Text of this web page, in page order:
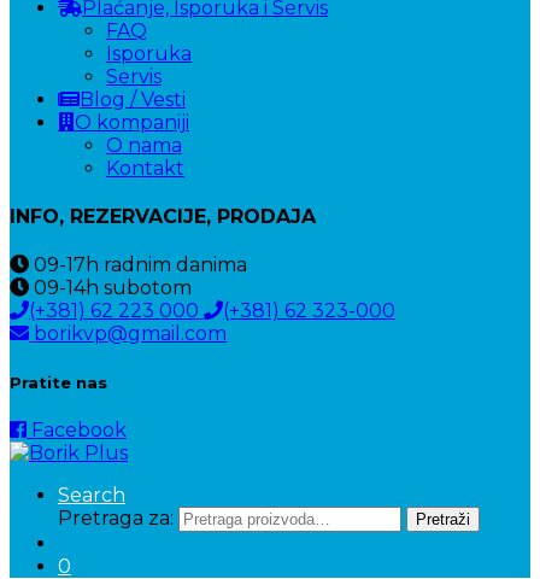
Plaćanje, Isporuka i Servis
FAQ
Isporuka
Servis
Blog / Vesti
O kompaniji
O nama
Kontakt
INFO, REZERVACIJE, PRODAJA
09-17h radnim danima
09-14h subotom
(+381) 62 223 000
(+381) 62 323-000
borikvp@gmail.com
Pratite nas
Facebook
Search
Pretraga za:
Pretraži
0